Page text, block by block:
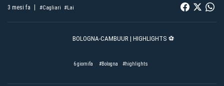
3 mesi fa #Cagliari #Lai
BOLOGNA-CAMBUUR | HIGHLIGHTS ⚽️
6 giornifa #Bologna #highlights